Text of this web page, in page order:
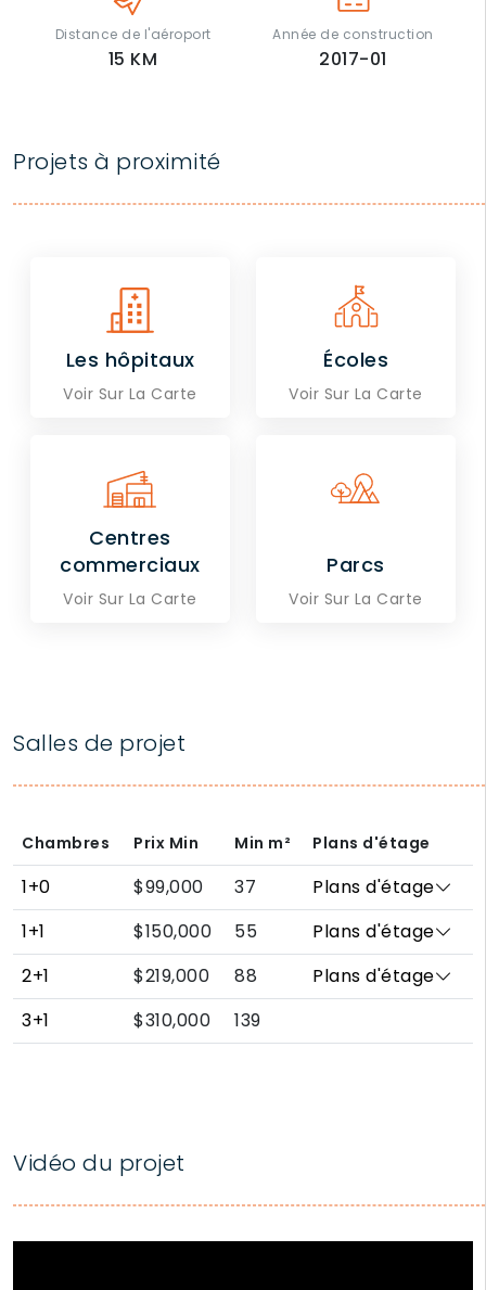
Distance de l'aéroport
15 KM
Année de construction
2017-01
Projets à proximité
Les hôpitaux
Voir Sur La Carte
Écoles
Voir Sur La Carte
Centres
commerciaux
Voir Sur La Carte
Parcs
Voir Sur La Carte
Salles de projet
Chambres Prix Min Min m² Plans d'étage
1+0 $99,000 37
Plans d'étage
1+1
$150,000 55
Plans d'étage
2+1
$219,000 88
Plans d'étage
3+1
$310,000 139
Vidéo du projet